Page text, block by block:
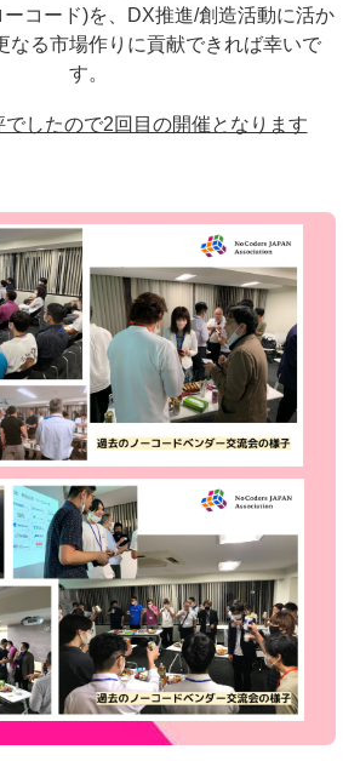
ーコード)を、DX推進/創造活動に活か
なる市場作りに貢献できれば幸いで
す。
したので2回目の開催となります